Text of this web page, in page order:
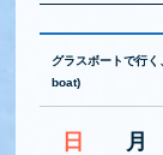
グラスボートで行
boat)
日
月